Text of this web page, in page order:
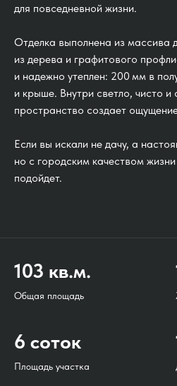
для повседневной жизни.
Отделка выполнена из массива
из дерева и графитового
и надежно утеплен: 200 мм в
и крыше. Внутри светло, чисто
пространство создает
Если вы искали не дачу, а
но с городским качеством
подойдет.
Площадь участка
6 соток
Общая площадь
103 кв.м.